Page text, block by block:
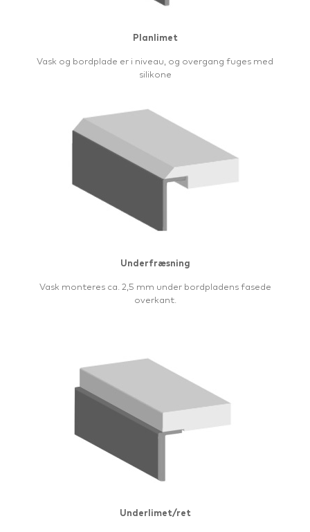
Planlimet
Vask og bordplade er i niveau, og overgang fuges med
silikone
Underfræsning
Vask monteres ca. 2,5 mm under bordpladens fasede
overkant.
Underlimet/ret